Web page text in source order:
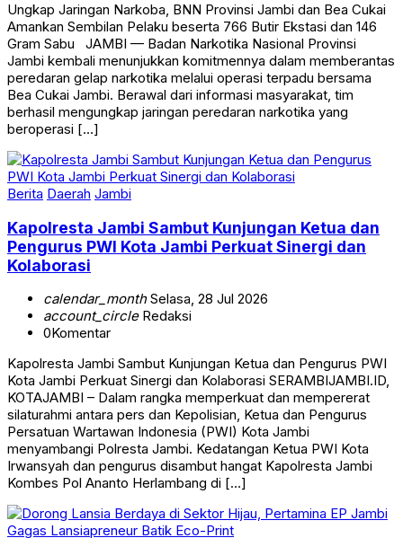
Ungkap Jaringan Narkoba, BNN Provinsi Jambi dan Bea Cukai
Amankan Sembilan Pelaku beserta 766 Butir Ekstasi dan 146
Gram Sabu JAMBI — Badan Narkotika Nasional Provinsi
Jambi kembali menunjukkan komitmennya dalam memberantas
peredaran gelap narkotika melalui operasi terpadu bersama
Bea Cukai Jambi. Berawal dari informasi masyarakat, tim
berhasil mengungkap jaringan peredaran narkotika yang
beroperasi […]
Berita Daerah Jambi
Kapolresta Jambi Sambut Kunjungan Ketua dan
Pengurus PWI Kota Jambi Perkuat Sinergi dan
Kolaborasi
calendar_monthSelasa, 28 Jul 2026
account_circleRedaksi
0Komentar
Kapolresta Jambi Sambut Kunjungan Ketua dan Pengurus PWI
Kota Jambi Perkuat Sinergi dan Kolaborasi SERAMBIJAMBI.ID,
KOTAJAMBI – Dalam rangka memperkuat dan mempererat
silaturahmi antara pers dan Kepolisian, Ketua dan Pengurus
Persatuan Wartawan Indonesia (PWI) Kota Jambi
menyambangi Polresta Jambi. Kedatangan Ketua PWI Kota
Irwansyah dan pengurus disambut hangat Kapolresta Jambi
Kombes Pol Ananto Herlambang di […]